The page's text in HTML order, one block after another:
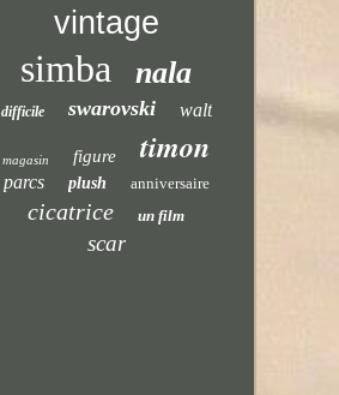
vintage
simba nala
difficile swarovski walt
magasin figure timon
parcs plush anniversaire
cicatrice un film
scar